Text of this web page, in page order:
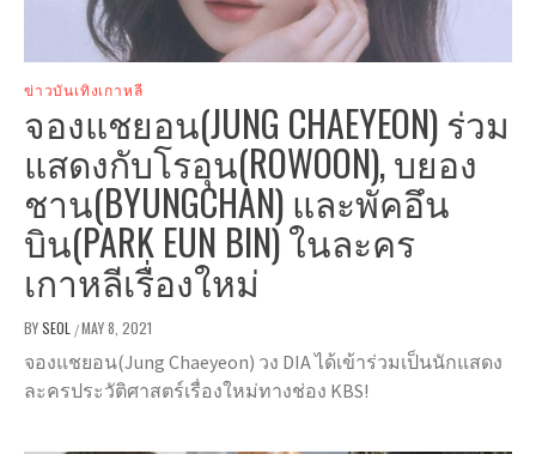
ข่าวบันเทิงเกาหลี
จองแชยอน(JUNG CHAEYEON) ร่วม
แสดงกับโรอุน(ROWOON), บยอง
ชาน(BYUNGCHAN) และพัคอึน
บิน(PARK EUN BIN) ในละคร
เกาหลีเรื่องใหม่
BYSEOL /MAY 8, 2021
จองแชยอน(Jung Chaeyeon) วง DIA ได้เข้าร่วมเป็นนักแสดง
ละครประวัติศาสตร์เรื่องใหม่ทางช่อง KBS!